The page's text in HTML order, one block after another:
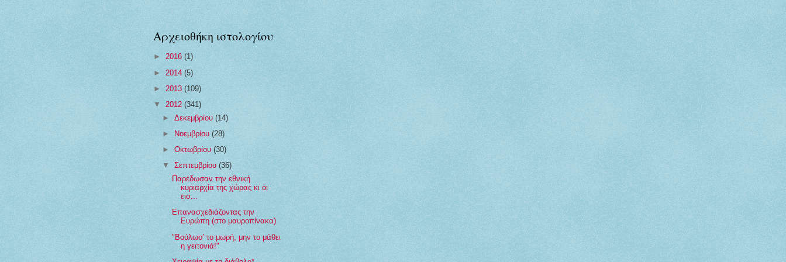
Αρχειοθήκη ιστολογίου
► 2016 (1)
► 2014 (5)
► 2013 (109)
▼ 2012 (341)
►Δεκεμβρίου(14)
►
Νοεμβρίου(28)
►Οκτωβρίου(30)
▼Σεπτεμβρίου(36)
Παρέδωσαν την εθνική
κυριαρχία της χώρας κι οι
εισ...
Επανασχεδιάζοντας την
Ευρώπη (στο μαυροπίνακα)
"Βούλωσ' το μωρή, μην το μάθει
η γειτονιά!"